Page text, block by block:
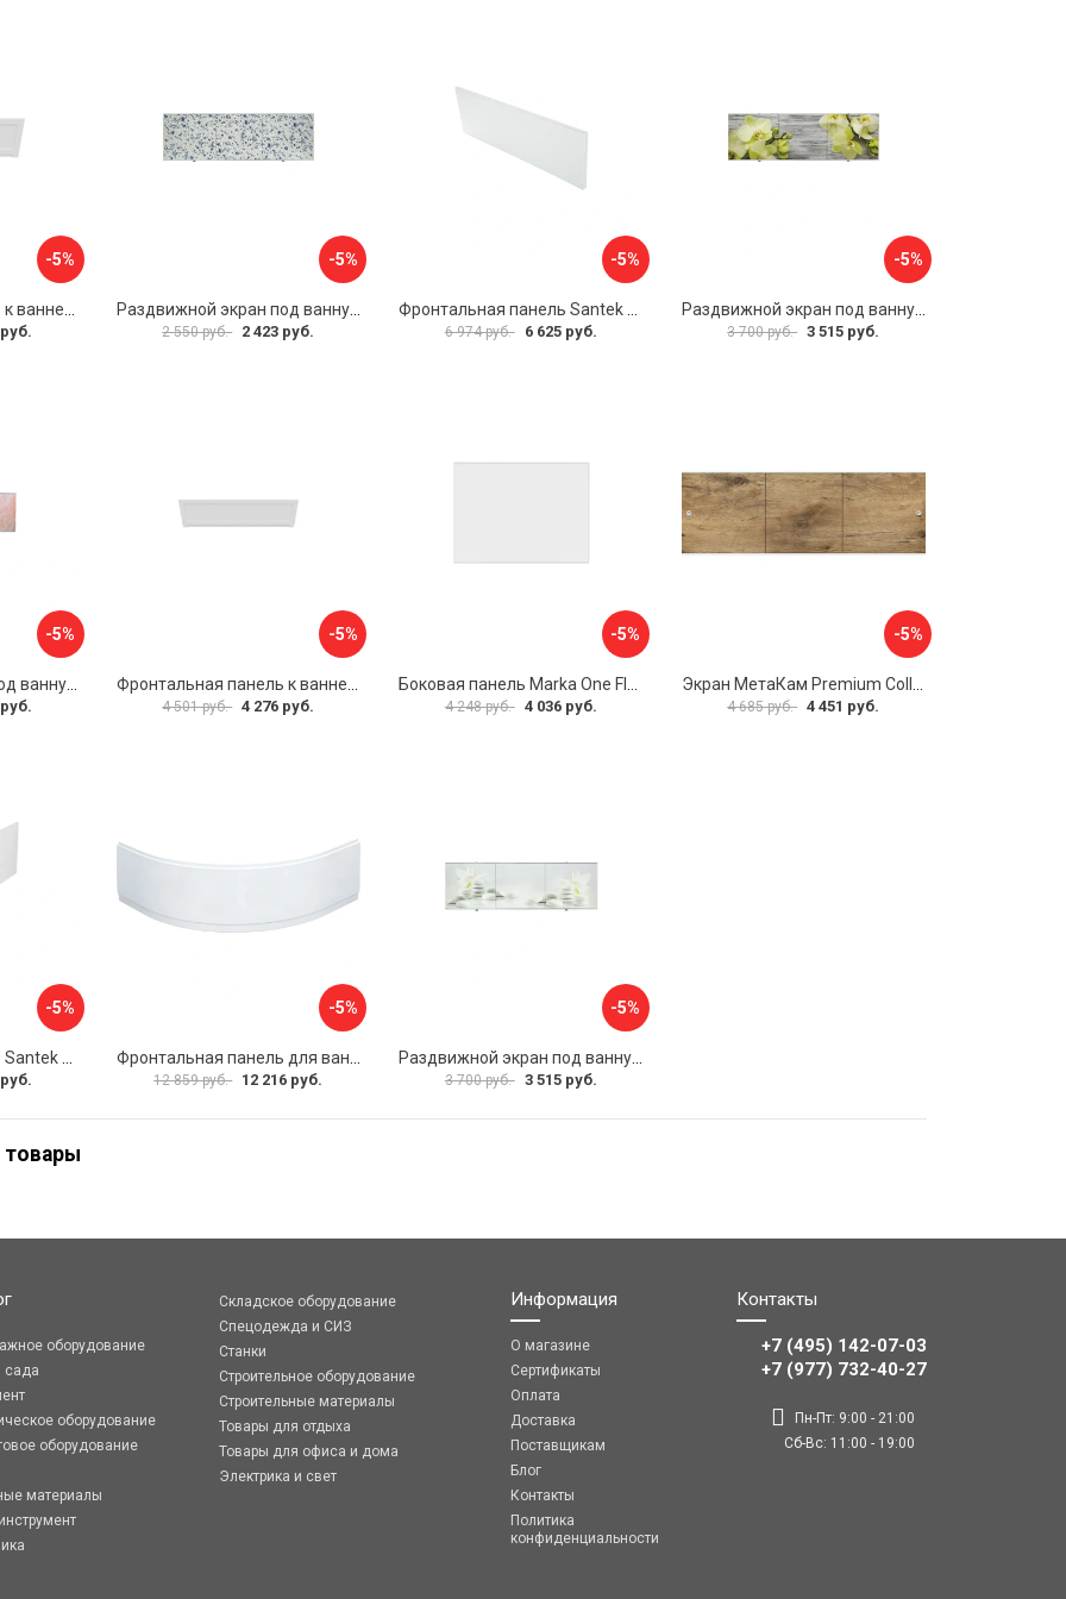
-5%
Фронтальная панель к ванне Мия Aquatek 00000089315
-5%
Раздвижной экран под ванну PERFECTO LINEA 36-001511
2 550 руб. 2 423 руб.
-5%
Фронтальная панель Santek 1.WH30.2.498 00000067322
6 974 руб. 6 625 руб.
-5%
Раздвижной экран под ванну PERFECTO LINEA 36-031509
3 700 руб. 3 515 руб.
-5% -5%
4 501 руб. 4 276 руб.
-5%
4 248 руб. 4 036 руб.
-5%
4 685 руб. 4 451 руб.
-5% -5%
12 859 руб. 12 216 руб.
-5%
3 700 руб. 3 515 руб.
оборудование
сада
оборудование
оборудование
материалы
Складское оборудование
Спецодежда и СИЗ
Станки
Строительное оборудование
Строительные материалы
Товары для отдыха
Товары для офиса и дома
Электрика и свет
Информация
О магазине
Сертификаты
Оплата
Доставка
Поставщикам
Блог
Контакты
Политика
конфиденциальности
Контакты
+7 (495) 142-07-03
‎‎+7 (977) 732-40-27
Пн-Пт: 9:00 - 21:00
Сб-Вс: 11:00 - 19:00